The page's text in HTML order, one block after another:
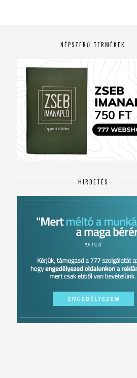
NÉPSZERŰ TERMÉKEK
HIRDETÉS